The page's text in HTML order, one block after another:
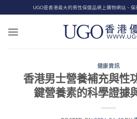
to
content
UGO是香港最大的男性保健品網上購物網站、
健康資訊
香港男士營養補充與性
鍵營養素的科學證據